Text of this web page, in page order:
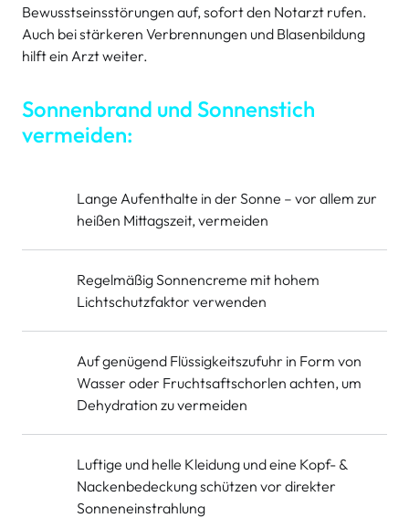
Bewusstseinsstörungen auf, sofort den Notarzt rufen.
Auch bei stärkeren Verbrennungen und Blasenbildung
hilft ein Arzt weiter.
Sonnenbrand und Sonnenstich
vermeiden:
Lange Aufenthalte in der Sonne – vor allem zur
heißen Mittagszeit, vermeiden
Regelmäßig Sonnencreme mit hohem
Lichtschutzfaktor verwenden
Auf genügend Flüssigkeitszufuhr in Form von
Wasser oder Fruchtsaftschorlen achten, um
Dehydration zu vermeiden
Luftige und helle Kleidung und eine Kopf- &
Nackenbedeckung schützen vor direkter
Sonneneinstrahlung